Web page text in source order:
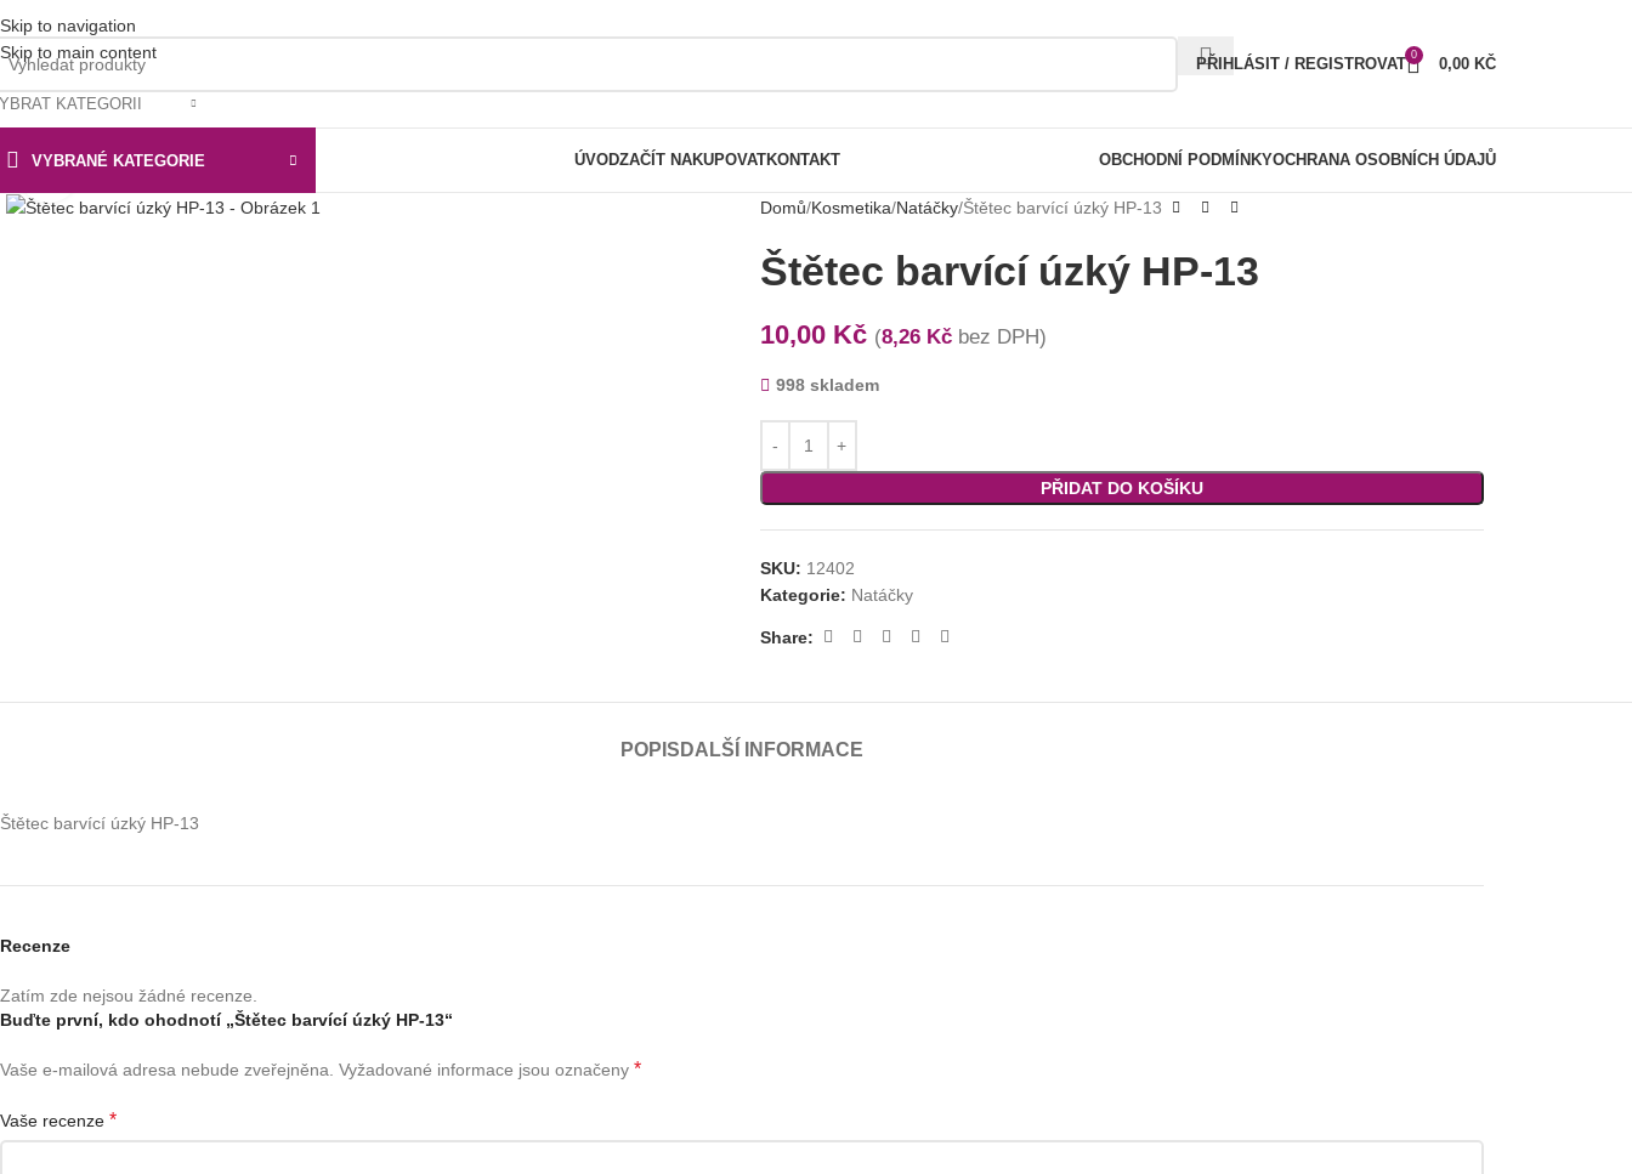
Skip to navigation
Skip to main content
KATEGORII
PŘIHLÁSIT / REGISTROVAT
0
0,00 KČ
VYBRANÉ KATEGORIE ÚVODZAČÍT NAKUPOVATKONTAKT OBCHODNÍ PODMÍNKYOCHRANA OSOBNÍCH ÚDAJŮ
Domů Kosmetika Natáčky Štětec barvící úzký HP-13
Štětec barvící úzký HP-13
10,00 Kč (8,26 Kčbez DPH)
998 skladem
PŘIDAT DO KOŠÍKU
SKU: 12402
Kategorie: Natáčky
Share:
POPIS DALŠÍ INFORMACE
Štětec barvící úzký HP-13
Recenze
Zatím zde nejsou žádné recenze.
Buďte první, kdo ohodnotí „Štětec barvící úzký HP-13“
Vaše e-mailová adresa nebude zveřejněna. Vyžadované informace jsou označeny *
Vaše recenze *